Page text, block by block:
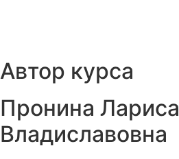
Автор курса
Пронина Лариса
Владиславовна